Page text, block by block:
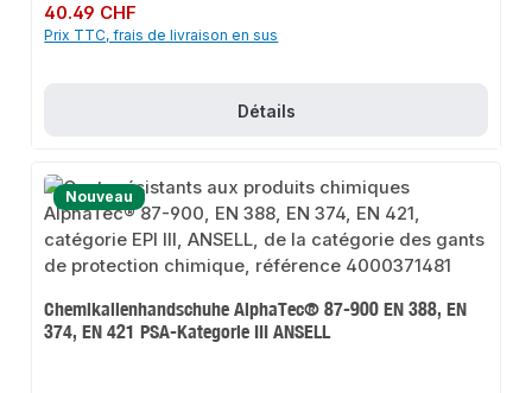
Prix régulier :
40.49 CHF
Prix TTC, frais de livraison en sus
Détails
Nouveau
Chemikalienhandschuhe AlphaTec® 87-900 EN 388, EN
374, EN 421 PSA-Kategorie III ANSELL